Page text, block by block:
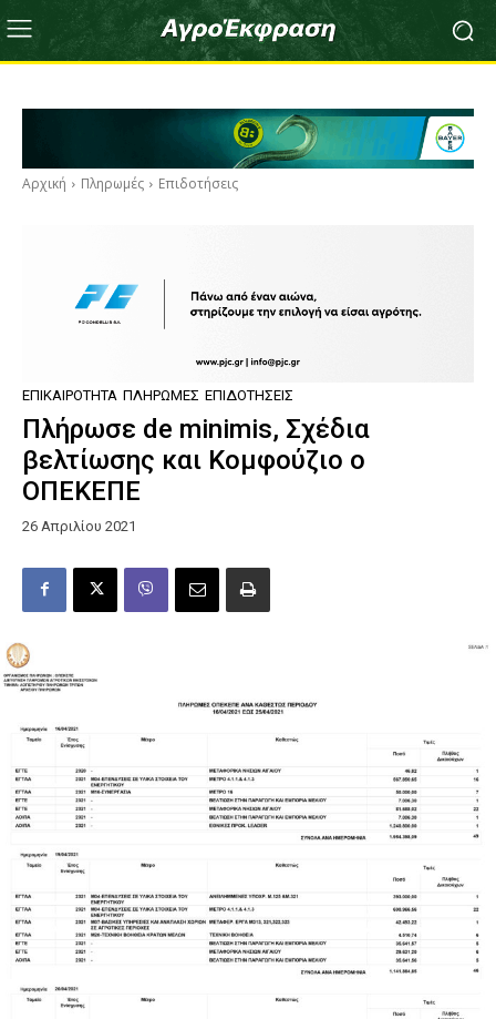
Αρχική Πληρωμές Επιδοτήσεις
ΕΠΙΚΑΙΡΌΤΗΤΑ ΠΛΗΡΩΜΈΣ ΕΠΙΔΟΤΉΣΕΙΣ
Πλήρωσε de minimis, Σχέδια
βελτίωσης και Κομφούζιο ο
ΟΠΕΚΕΠΕ
26 Απριλίου 2021